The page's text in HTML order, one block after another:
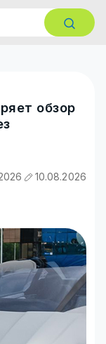
обзор
10.08.2026